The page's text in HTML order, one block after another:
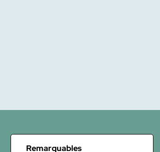
Remarquables